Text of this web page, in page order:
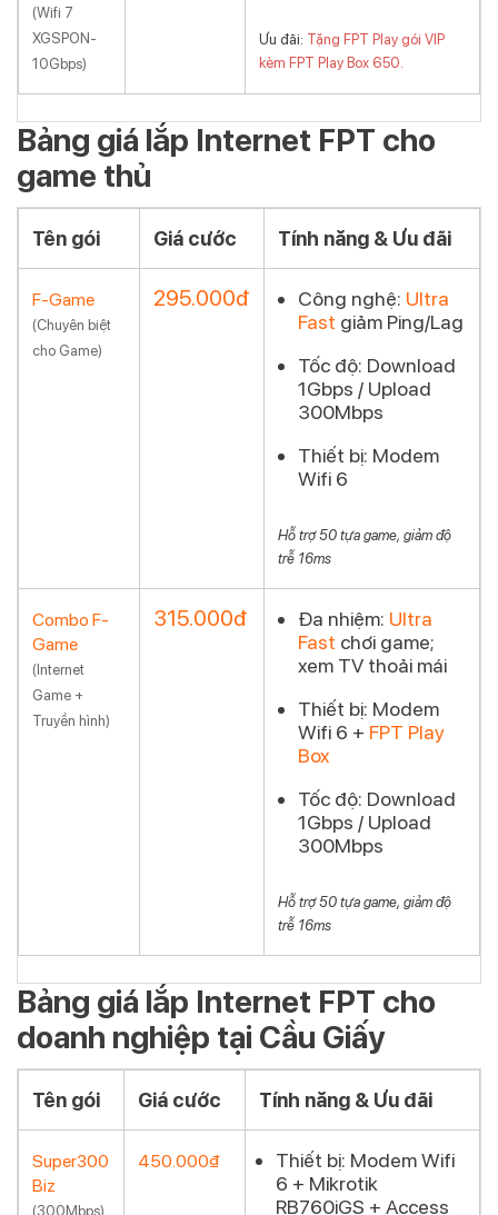
(Wifi 7
XGSPON-
10Gbps)
Ưu đãi: Tặng FPT Play gói VIP
kèm FPT Play Box 650.
Bảng giá lắp Internet FPT cho
game thủ
Tên gói Giá cước Tính năng & Ưu đãi
F-Game
(Chuyên biệt
cho Game)
295.000đ Công nghệ: Ultra
Fast giảm Ping/Lag
Tốc độ: Download
1Gbps / Upload
300Mbps
Thiết bị: Modem
Wifi 6
Hỗ trợ 50 tựa game, giảm độ
trễ 16ms
Combo F-
Game
(Internet
Game +
Truyền hình)
315.000đ Đa nhiệm: Ultra
Fast chơi game;
xem TV thoải mái
Thiết bị: Modem
Wifi 6 + FPT Play
Box
Tốc độ: Download
1Gbps / Upload
300Mbps
Hỗ trợ 50 tựa game, giảm độ
trễ 16ms
Bảng giá lắp Internet FPT cho
doanh nghiệp tại Cầu Giấy
Tên gói Giá cước Tính năng & Ưu đãi
Super300
Biz
(300Mbps)
450.000₫ Thiết bị: Modem Wifi
6 + Mikrotik
RB760iGS + Access